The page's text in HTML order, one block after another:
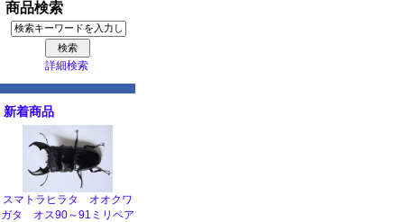
商品検索
詳細検索
新着商品
スマトラヒラタ オオクワ
ガタ オス90～91ミリペア